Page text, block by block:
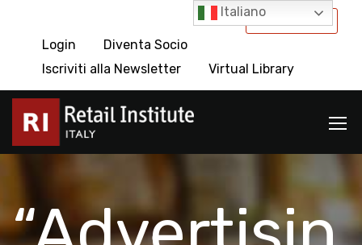
International
Login
Diventa Socio
Iscriviti alla Newsletter
Virtual Library
Italiano